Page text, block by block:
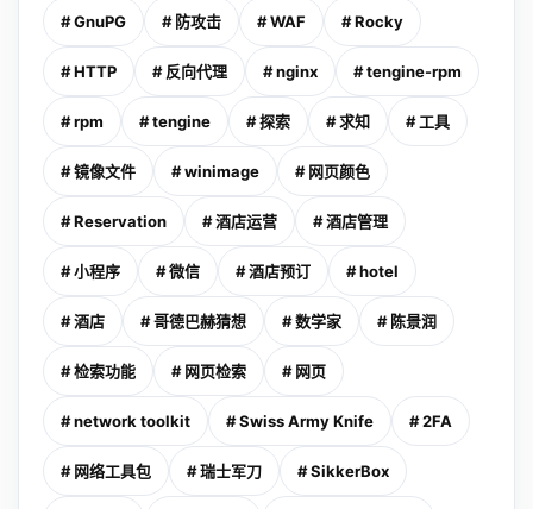
# GnuPG # 防攻击 # WAF # Rocky
# HTTP # 反向代理 # nginx # tengine-rpm
# rpm # tengine # 探索 # 求知 # 工具
# 镜像文件 # winimage # 网页颜色
# Reservation # 酒店运营 # 酒店管理
# 小程序 # 微信 # 酒店预订 # hotel
# 酒店 # 哥德巴赫猜想 # 数学家 # 陈景润
# 检索功能 # 网页检索 # 网页
# network toolkit # Swiss Army Knife # 2FA
# 网络工具包 # 瑞士军刀 # SikkerBox